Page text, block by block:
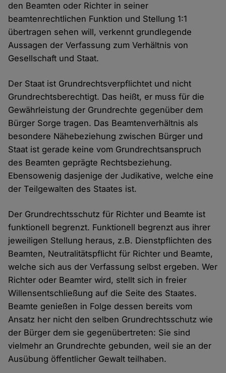
den Beamten oder Richter in seiner
beamtenrechtlichen Funktion und Stellung 1:1
übertragen sehen will, verkennt grundlegende
Aussagen der Verfassung zum Verhältnis von
Gesellschaft und Staat.
Der Staat ist Grundrechtsverpflichtet und nicht
Grundrechtsberechtigt. Das heißt, er muss für die
Gewährleistung der Grundrechte gegenüber dem
Bürger Sorge tragen. Das Beamtenverhältnis als
besondere Nähebeziehung zwischen Bürger und
Staat ist gerade keine vom Grundrechtsanspruch
des Beamten geprägte Rechtsbeziehung.
Ebensowenig dasjenige der Judikative, welche eine
der Teilgewalten des Staates ist.
Der Grundrechtsschutz für Richter und Beamte ist
funktionell begrenzt. Funktionell begrenzt aus ihrer
jeweiligen Stellung heraus, z.B. Dienstpflichten des
Beamten, Neutralitätspflicht für Richter und Beamte,
welche sich aus der Verfassung selbst ergeben. Wer
Richter oder Beamter wird, stellt sich in freier
Willensentschließung auf die Seite des Staates.
Beamte genießen in Folge dessen bereits vom
Ansatz her nicht den selben Grundrechtsschutz wie
der Bürger dem sie gegenübertreten: Sie sind
vielmehr an Grundrechte gebunden, weil sie an der
Ausübung öffentlicher Gewalt teilhaben.